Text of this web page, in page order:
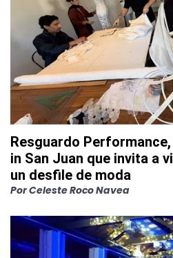
Resguardo
in San Juan que invita a
un desfile de moda
PorCeleste Roco Navea